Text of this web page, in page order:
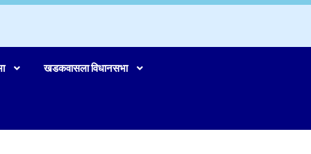
खडकवासला विधानसभा